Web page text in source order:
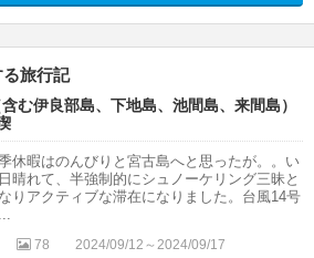
旅行記
む伊良部島、下地島、池間島、来間島）
休暇はのんびりと宮古島へと思ったが。。い
晴れて、半強制的にシュノーケリング三昧と
りアクティブな滞在になりました。台風14号
78
2024/09/12～2024/09/17